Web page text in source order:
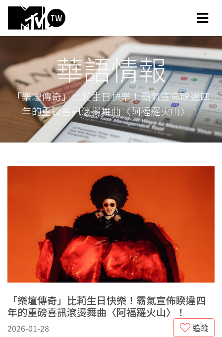
華語情報
「樂壇傳奇」比莉生日快樂！霸氣宣佈睽違四
年的重磅喜訊滾燙舞曲〈阿福羅火山〉！
「樂壇傳奇」比莉生日快樂！霸氣宣佈睽違四
年的重磅喜訊滾燙舞曲〈阿福羅火山〉！
追蹤
2026-01-28